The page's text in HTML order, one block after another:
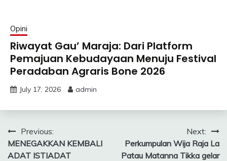
Opini
Riwayat Gau’ Maraja: Dari Platform
Pemajuan Kebudayaan Menuju Festival
Peradaban Agraris Bone 2026
July 17, 2026 admin
Post
navigation
Previous:
MENEGAKKAN KEMBALI
ADAT ISTIADAT
Next:
Perkumpulan Wija Raja La
Patau Matanna Tikka gelar